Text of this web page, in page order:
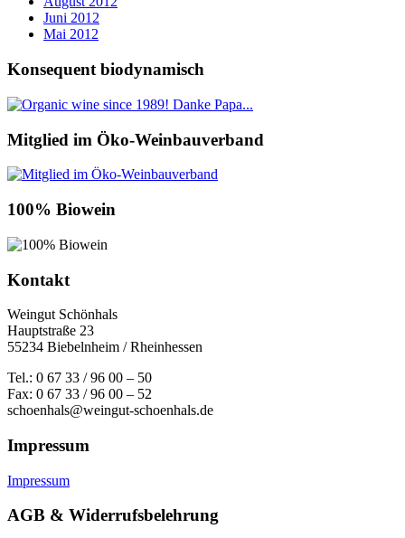
Juni 2012
Mai 2012
Konsequent biodynamisch
Mitglied im Öko-Weinbauverband
100% Biowein
Kontakt
Weingut Schönhals
Hauptstraße 23
55234 Biebelnheim / Rheinhessen
Tel.: 0 67 33 / 96 00 – 50
Fax: 0 67 33 / 96 00 – 52
schoenhals@weingut-schoenhals.de
Impressum
Impressum
AGB & Widerrufsbelehrung